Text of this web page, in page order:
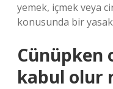
yemek, içmek veya
konusunda bir
kabul olur